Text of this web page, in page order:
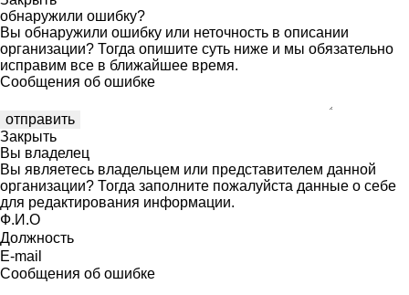
обнаружили ошибку?
Вы обнаружили ошибку или неточность в описании
организации? Тогда опишите суть ниже и мы обязательно
исправим все в ближайшее время.
Сообщения об ошибке
Закрыть
Вы владелец
Вы являетесь владельцем или представителем данной
организации? Тогда заполните пожалуйста данные о себе
для редактирования информации.
Ф.И.О
Должность
E-mail
Сообщения об ошибке